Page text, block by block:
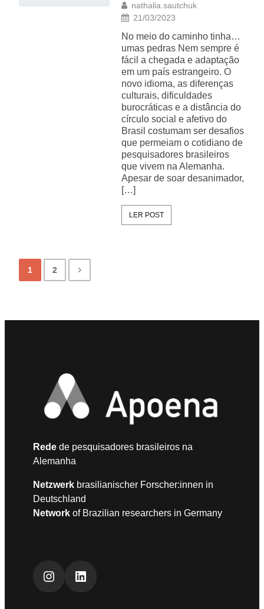
nathalia.sautchuk
21/03/2023
No meio do caminho tinha…
umas pedras Nem sempre é
fácil a chegada e adaptação
em um país estrangeiro. O
novo idioma, as diferenças
culturais, dificuldades
burocráticas e a distância do
círculo social e afetivo do
Brasil costumam ser desafios
que permeiam o cotidiano de
pesquisadores brasileiros
que vivem na Alemanha.
Apesar de soar desanimador,
[…]
LER POST
1 2
Rede de pesquisadores brasileiros na
Alemanha
Netzwerk brasilianischer Forscher:innen in
Deutschland
Network of Brazilian researchers in Germany
Instagram LinkedIn